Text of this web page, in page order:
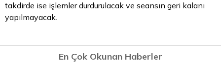
takdirde ise işlemler durdurulacak ve seansın geri kalanı
yapılmayacak.
En Çok Okunan Haberler